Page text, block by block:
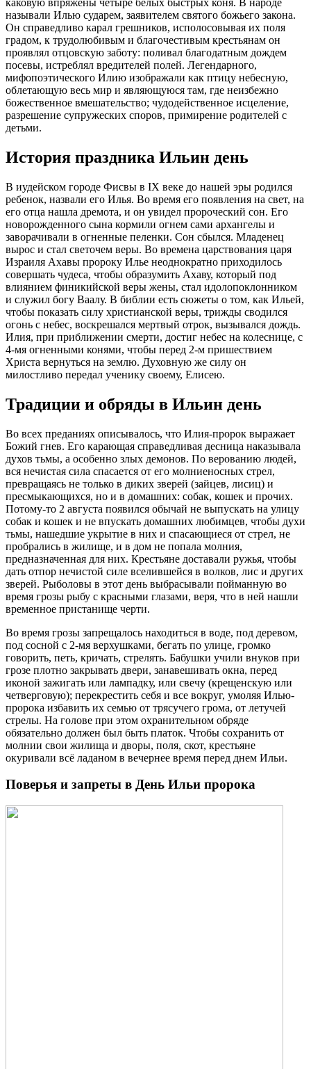
каковую впряжены четыре белых быстрых коня. В народе
называли Илью сударем, заявителем святого божьего закона.
Он справедливо карал грешников, исполосовывая их поля
градом, к трудолюбивым и благочестивым крестьянам он
проявлял отцовскую заботу: поливал благодатным дождем
посевы, истреблял вредителей полей. Легендарного,
мифопоэтического Илию изображали как птицу небесную,
облетающую весь мир и являющуюся там, где неизбежно
божественное вмешательство; чудодейственное исцеление,
разрешение супружеских споров, примирение родителей с
детьми.
История праздника Ильин день
В иудейском городе Фисвы в IX веке до нашей эры родился
ребенок, назвали его Илья. Во время его появления на свет, на
его отца нашла дремота, и он увидел пророческий сон. Его
новорожденного сына кормили огнем сами архангелы и
заворачивали в огненные пеленки. Сон сбылся. Младенец
вырос и стал светочем веры. Во времена царствования царя
Израиля Ахавы пророку Илье неоднократно приходилось
совершать чудеса, чтобы образумить Ахаву, который под
влиянием финикийской веры жены, стал идолопоклонником
и служил богу Ваалу. В библии есть сюжеты о том, как Ильей,
чтобы показать силу христианской веры, трижды сводился
огонь с небес, воскрешался мертвый отрок, вызывался дождь.
Илия, при приближении смерти, достиг небес на колеснице, с
4-мя огненными конями, чтобы перед 2-м пришествием
Христа вернуться на землю. Духовную же силу он
милостливо передал ученику своему, Елисею.
Традиции и обряды в Ильин день
Во всех преданиях описывалось, что Илия-пророк выражает
Божий гнев. Его карающая справедливая десница наказывала
духов тьмы, а особенно злых демонов. По верованию людей,
вся нечистая сила спасается от его молниеносных стрел,
превращаясь не только в диких зверей (зайцев, лисиц) и
пресмыкающихся, но и в домашних: собак, кошек и прочих.
Потому-то 2 августа появился обычай не выпускать на улицу
собак и кошек и не впускать домашних любимцев, чтобы духи
тьмы, нашедшие укрытие в них и спасающиеся от стрел, не
пробрались в жилище, и в дом не попала молния,
предназначенная для них. Крестьяне доставали ружья, чтобы
дать отпор нечистой силе вселившейся в волков, лис и других
зверей. Рыболовы в этот день выбрасывали пойманную во
время грозы рыбу с красными глазами, веря, что в ней нашли
временное пристанище черти.
Во время грозы запрещалось находиться в воде, под деревом,
под сосной с 2-мя верхушками, бегать по улице, громко
говорить, петь, кричать, стрелять. Бабушки учили внуков при
грозе плотно закрывать двери, занавешивать окна, перед
иконой зажигать или лампадку, или свечу (крещенскую или
четверговую); перекрестить себя и все вокруг, умоляя Илью-
пророка избавить их семью от трясучего грома, от летучей
стрелы. На голове при этом охранительном обряде
обязательно должен был быть платок. Чтобы сохранить от
молнии свои жилища и дворы, поля, скот, крестьяне
окуривали всё ладаном в вечернее время перед днем Ильи.
Поверья и запреты в День Ильи пророка